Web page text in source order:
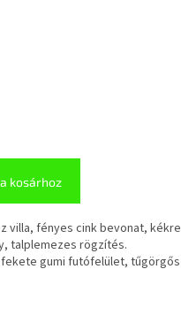
kosárhoz
villa, fényes cink bevonat, kékre
talplemezes rögzítés.
gumi futófelület, tűgörgős